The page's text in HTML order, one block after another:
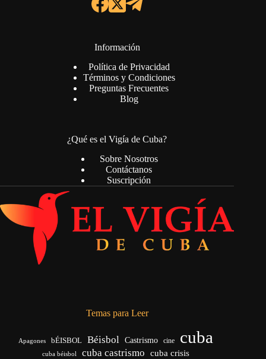
Información
Política de Privacidad
Términos y Condiciones
Preguntas Frecuentes
Blog
¿Qué es el Vigía de Cuba?
Sobre Nosotros
Contáctanos
Suscripción
Temas para Leer
Apagones bÉISBOL Béisbol Castrismo cine cuba
cuba béisbol cuba castrismo cuba crisis